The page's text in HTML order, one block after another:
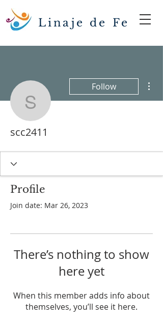
Linaje de Fe
scc2411
Follow
scc2411
Profile
Join date: Mar 26, 2023
There’s nothing to show
here yet
When this member adds info about
themselves, you’ll see it here.